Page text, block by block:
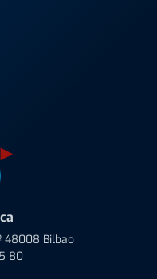
48008 Bilbao
80